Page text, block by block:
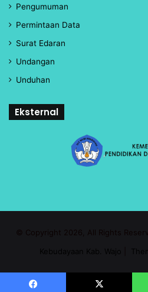
Pengumuman
Permintaan Data
Surat Edaran
Undangan
Unduhan
Eksternal
© Copyright 2026, All Rights
Kebudayaan Kab. Wajo